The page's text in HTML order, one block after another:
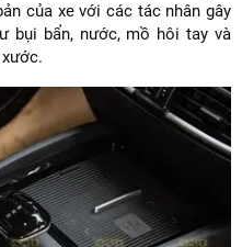
của xe với các tác nhân gây
bụi bẩn, nước, mồ hôi tay và